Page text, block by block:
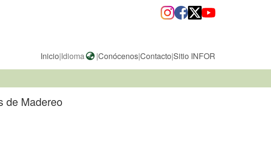
Inicio|Idioma |Conócenos|Contacto|Sitio INFOR
de Madereo